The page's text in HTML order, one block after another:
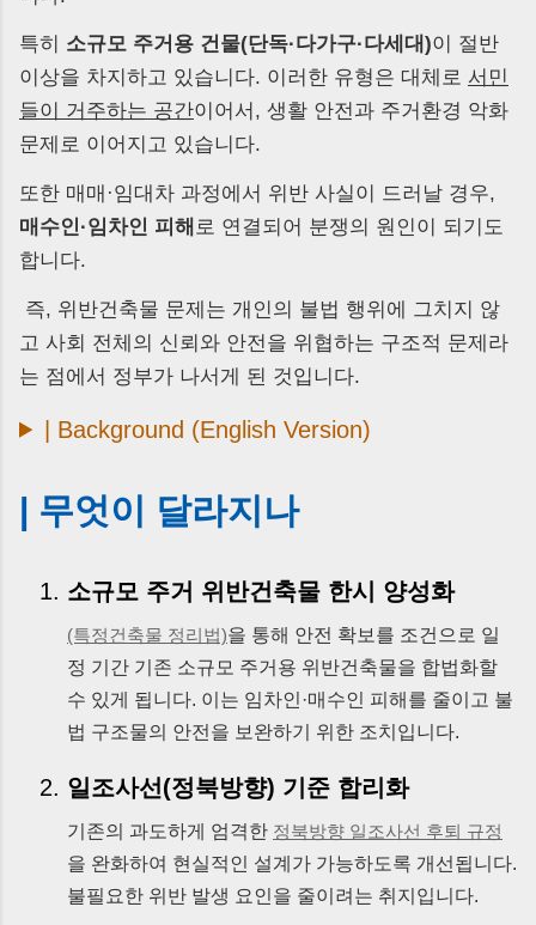
특히 소규모 주거용 건물(단독·다가구·다세대)이 절반
이상을 차지하고 있습니다. 이러한 유형은 대체로 서민
들이 거주하는 공간이어서, 생활 안전과 주거환경 악화
문제로 이어지고 있습니다.
또한 매매·임대차 과정에서 위반 사실이 드러날 경우,
매수인·임차인 피해 로 연결되어 분쟁의 원인이 되기도
합니다.
즉, 위반건축물 문제는 개인의 불법 행위에 그치지 않
고 사회 전체의 신뢰와 안전을 위협하는 구조적 문제라
는 점에서 정부가 나서게 된 것입니다.
| Background (English Version)
| 무엇이 달라지나
소규모 주거 위반건축물 한시 양성화
(특정건축물 정리법)을 통해 안전 확보를 조건으로 일
정 기간 기존 소규모 주거용 위반건축물을 합법화할
수 있게 됩니다. 이는 임차인·매수인 피해를 줄이고 불
법 구조물의 안전을 보완하기 위한 조치입니다.
일조사선(정북방향) 기준 합리화
기존의 과도하게 엄격한 정북방향 일조사선 후퇴 규정
을 완화하여 현실적인 설계가 가능하도록 개선됩니다.
불필요한 위반 발생 요인을 줄이려는 취지입니다.